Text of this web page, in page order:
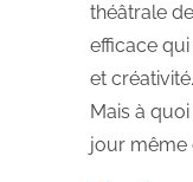
théâtrale
efficace
et créativité.
Mais à
jour même